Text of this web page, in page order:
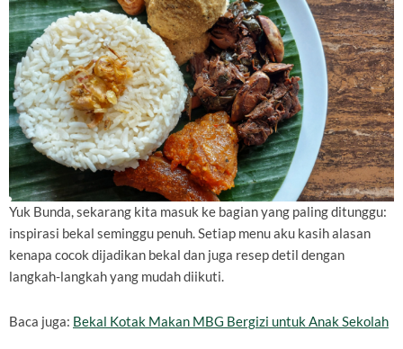
Yuk Bunda, sekarang kita masuk ke bagian yang paling ditunggu:
inspirasi bekal seminggu penuh. Setiap menu aku kasih alasan
kenapa cocok dijadikan bekal dan juga resep detil dengan
langkah-langkah yang mudah diikuti.
Baca juga: Bekal Kotak Makan MBG Bergizi untuk Anak Sekolah